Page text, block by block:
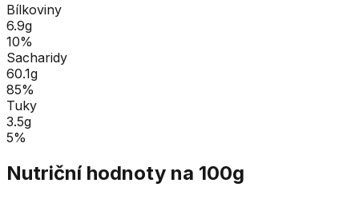
Bílkoviny
6.9g
10%
Sacharidy
60.1g
85%
Tuky
3.5g
5%
Nutriční hodnoty na 100g